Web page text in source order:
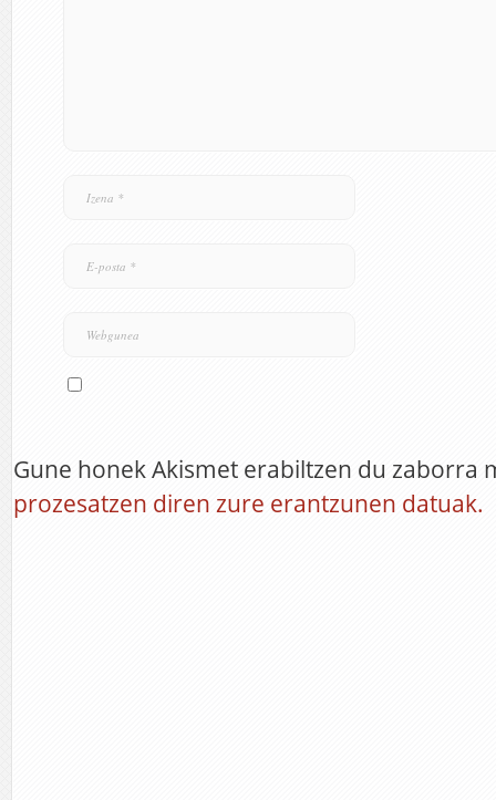
Gune honek Akismet erabiltzen du zaborra
prozesatzen diren zure erantzunen datuak.